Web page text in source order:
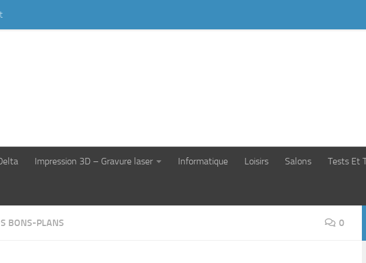
Impression 3D – Gravure laser Informatique Loisirs Salons Tests Et
BONS-PLANS 0